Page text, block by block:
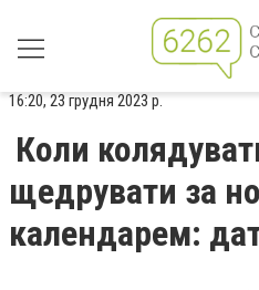
16:20, 23 грудня 2023 р.
Коли
щедрувати за
календарем: